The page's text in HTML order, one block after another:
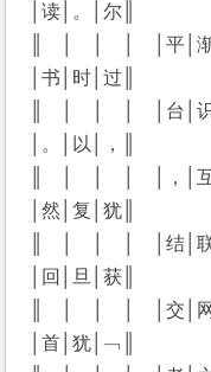
│读│。│尔║
║　│　│　│　│平│
│书│时│过║
║　│　│　│　│台│
│。│以│，║
║　│　│　│　│，│
│然│复│犹║
║　│　│　│　│结│
│回│旦│获║
║　│　│　│　│交│
│首│犹│﹁║